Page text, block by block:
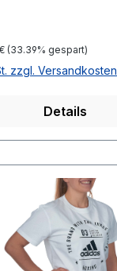
Preis:
(33.39% gespart)
zzgl. Versandkosten
Details